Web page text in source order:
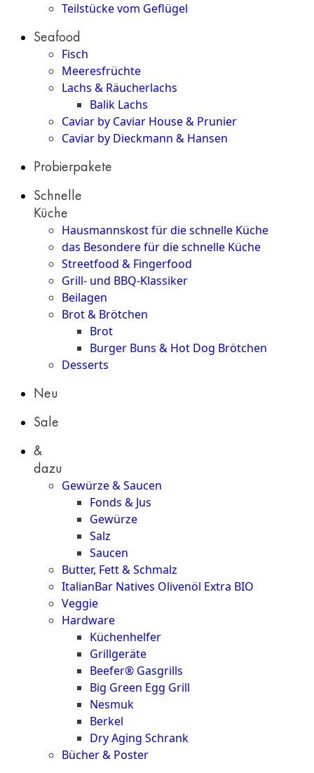
Teilstücke vom Geflügel
Seafood
Fisch
Meeresfrüchte
Lachs & Räucherlachs
Balik Lachs
Caviar by Caviar House & Prunier
Caviar by Dieckmann & Hansen
Probierpakete
Schnelle
Küche
Hausmannskost für die schnelle Küche
das Besondere für die schnelle Küche
Streetfood & Fingerfood
Grill- und BBQ-Klassiker
Beilagen
Brot & Brötchen
Brot
Burger Buns & Hot Dog Brötchen
Desserts
Neu
Sale
&
dazu
Gewürze & Saucen
Fonds & Jus
Gewürze
Salz
Saucen
Butter, Fett & Schmalz
ItalianBar Natives Olivenöl Extra BIO
Veggie
Hardware
Küchenhelfer
Grillgeräte
Beefer® Gasgrills
Big Green Egg Grill
Nesmuk
Berkel
Dry Aging Schrank
Bücher & Poster